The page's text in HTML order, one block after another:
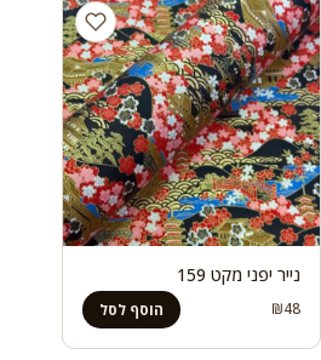
נייר יפני מקט 159
₪48 הוסף לסל